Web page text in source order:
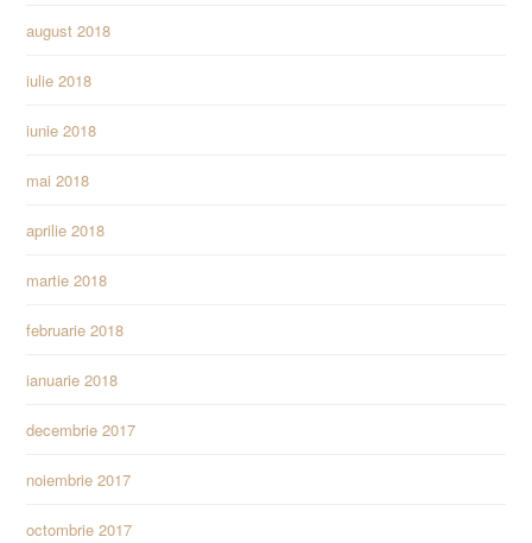
august 2018
iulie 2018
iunie 2018
mai 2018
aprilie 2018
martie 2018
februarie 2018
ianuarie 2018
decembrie 2017
noiembrie 2017
octombrie 2017